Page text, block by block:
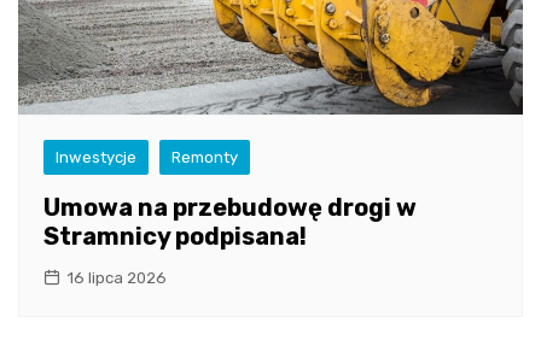
Inwestycje Remonty
Umowa na przebudowę drogi w
Stramnicy podpisana!
16 lipca 2026